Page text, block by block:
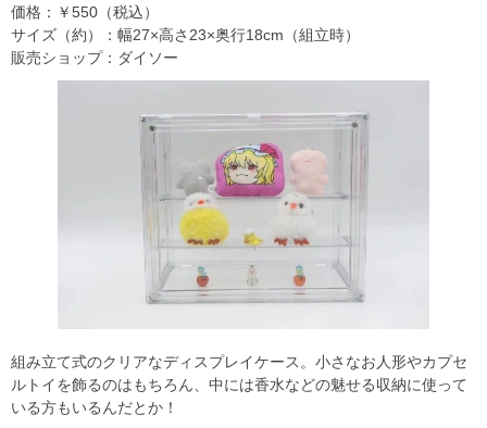
価格：￥550（税込）
サイズ（約）：幅27×高さ23×奥行18cm（組立時）
販売ショップ：ダイソー
組み立て式のクリアなディスプレイケース。小さなお人形やカプセ
ルトイを飾るのはもちろん、中には香水などの魅せる収納に使って
いる方もいるんだとか！